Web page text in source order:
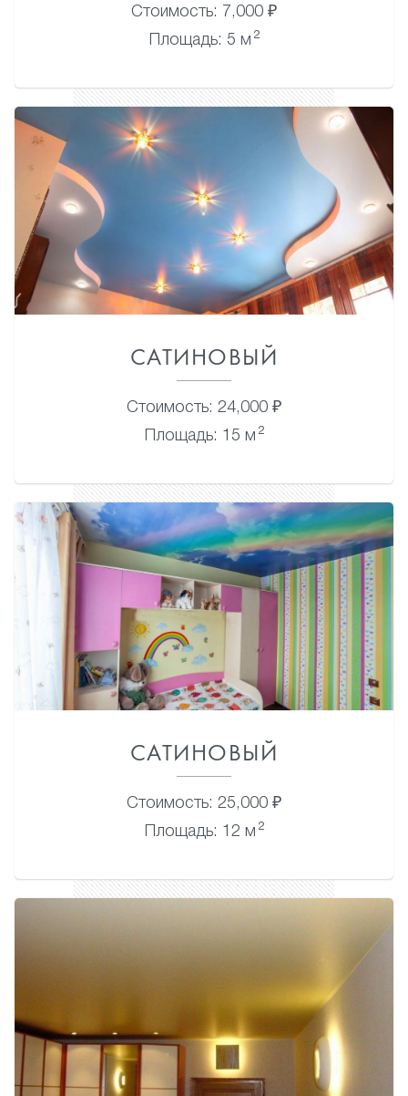
Стоимость: 7,000 ₽
Площадь: 5 м 2
САТИНОВЫЙ
Стоимость: 24,000 ₽
Площадь: 15 м 2
САТИНОВЫЙ
Стоимость: 25,000 ₽
Площадь: 12 м 2